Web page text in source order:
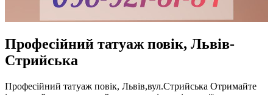
Професійний татуаж повік, Львів-
Стрийська
Професійний татуаж повік, Львів,вул.Стрийська Отримайте